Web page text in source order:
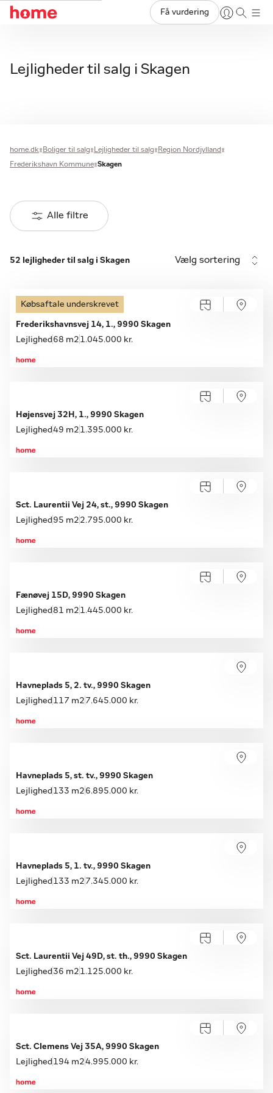
Få vurdering
Lejligheder til salg i Skagen
home.dk Boliger til salg Lejligheder til salg
Region Nordjylland
Frederikshavn Kommune Skagen
Alle filtre
52 lejligheder til salg i Skagen Vælg sortering
Købsaftale underskrevet
Frederikshavnsvej 14, 1., 9990 Skagen
Lejlighed 68 m2 1.045.000 kr.
Højensvej 32H, 1., 9990 Skagen
Lejlighed49 m2 1.395.000 kr.
Sct. Laurentii Vej 24, st., 9990 Skagen
Lejlighed 95 m2 2.795.000 kr.
Fænøvej 15D, 9990 Skagen
Lejlighed81 m2 1.445.000 kr.
Havneplads 5, 2. tv., 9990 Skagen
Lejlighed 117 m2 7.645.000 kr.
Havneplads 5, st. tv., 9990 Skagen
Lejlighed 133 m2 6.895.000 kr.
Havneplads 5, 1. tv., 9990 Skagen
Lejlighed 133 m2 7.345.000 kr.
Sct. Laurentii Vej 49D, st. th., 9990 Skagen
Lejlighed 36 m2 1.125.000 kr.
Sct. Clemens Vej 35A, 9990 Skagen
Lejlighed 194 m24.995.000 kr.